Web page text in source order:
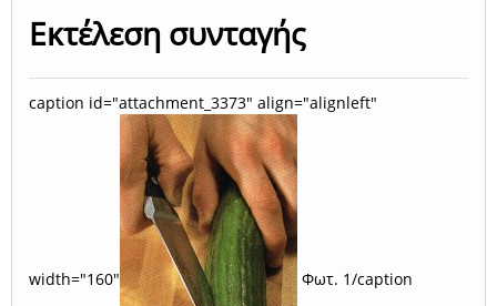
Εκτέλεση συνταγής
caption id="attachment_3373" align="alignleft"
width="160" Φωτ. 1/caption